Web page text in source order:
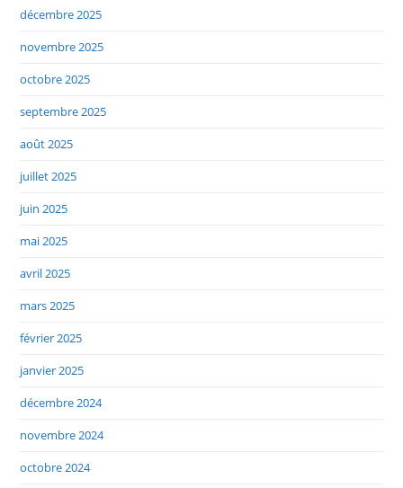
décembre 2025
novembre 2025
octobre 2025
septembre 2025
août 2025
juillet 2025
juin 2025
mai 2025
avril 2025
mars 2025
février 2025
janvier 2025
décembre 2024
novembre 2024
octobre 2024